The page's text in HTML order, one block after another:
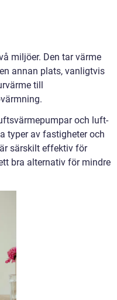
miljöer. Den tar värme
annan plats, vanligtvis
till
och luft-
typer av fastigheter och
särskilt effektiv för
bra alternativ för mindre